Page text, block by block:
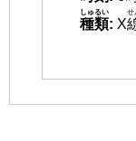
種類
しゅるい
: X
せ